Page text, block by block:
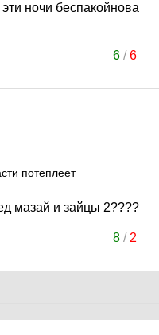
ночи беспакойнова
6/6
потеплеет
мазай и зайцы 2????
8/ 2